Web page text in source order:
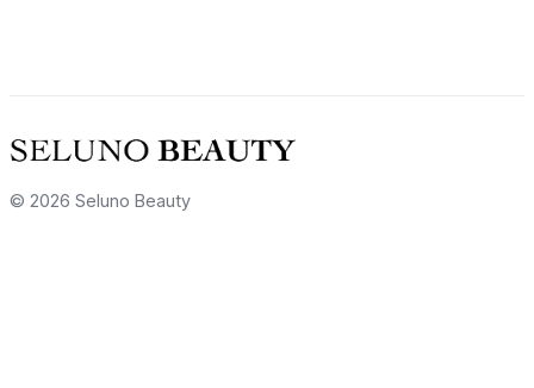
© 2026 Seluno Beauty